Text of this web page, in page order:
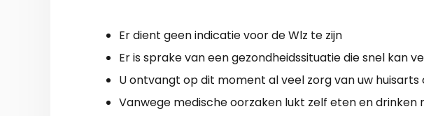
Er dient geen indicatie voor de Wlz te zijn
Er is sprake van een gezondheidssituatie die snel kan
U ontvangt op dit moment al veel zorg van uw huisarts
Vanwege medische oorzaken lukt zelf eten en